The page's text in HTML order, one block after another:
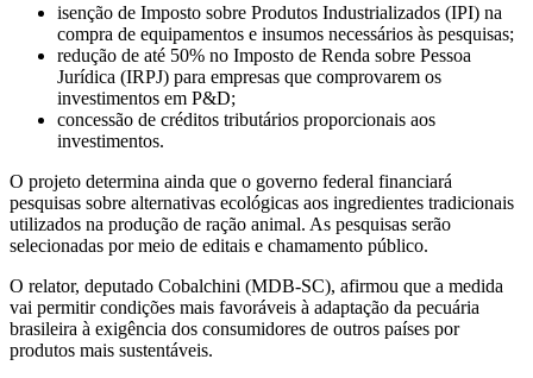
isenção de Imposto sobre Produtos Industrializados (IPI) na
compra de equipamentos e insumos necessários às pesquisas;
redução de até 50% no Imposto de Renda sobre Pessoa
Jurídica (IRPJ) para empresas que comprovarem os
investimentos em P&D;
concessão de créditos tributários proporcionais aos
investimentos.
O projeto determina ainda que o governo federal financiará
pesquisas sobre alternativas ecológicas aos ingredientes tradicionais
utilizados na produção de ração animal. As pesquisas serão
selecionadas por meio de editais e chamamento público.
O relator, deputado Cobalchini (MDB-SC), afirmou que a medida
vai permitir condições mais favoráveis à adaptação da pecuária
brasileira à exigência dos consumidores de outros países por
produtos mais sustentáveis.